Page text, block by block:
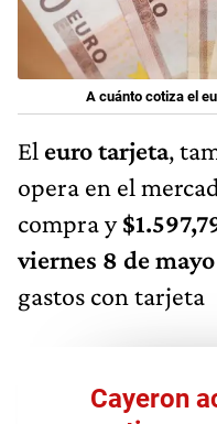
A cuánto cotiza el
El euro tarjeta,
opera en el
compra y
viernes 8 de mayo
gastos con tarjeta
Cayeron